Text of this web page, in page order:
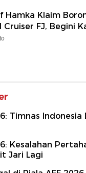
Hamka Klaim
Cruiser FJ, Begini
Timnas Indonesia
Kesalahan
Jari Lagi